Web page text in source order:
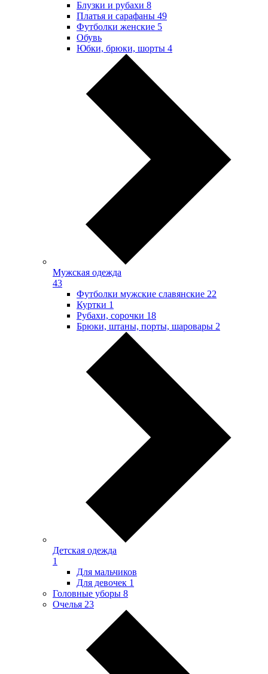
Блузки и рубахи 8
Платья и сарафаны 49
Футболки женские 5
Обувь
Юбки, брюки, шорты 4
Мужская одежда
43
Футболки мужские славянские 22
Куртки 1
Рубахи, сорочки 18
Брюки, штаны, порты, шаровары 2
Детская одежда
1
Для мальчиков
Для девочек 1
Головные уборы 8
Очелья 23